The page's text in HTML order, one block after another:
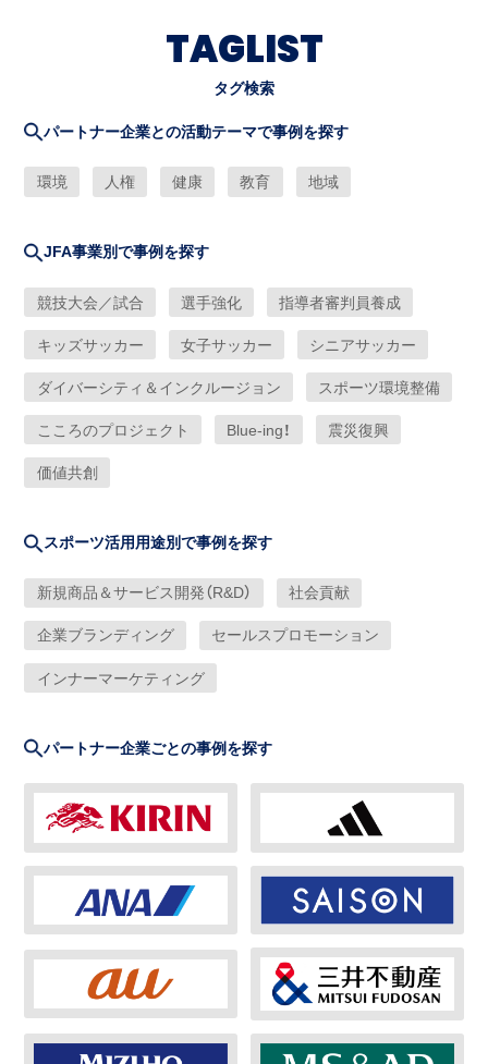
TAGLIST
タグ検索
パートナー企業との活動テーマで事例を探す
環境 人権 健康 教育 地域
JFA事業別で事例を探す
競技大会／試合 選手強化 指導者審判員養成
キッズサッカー 女子サッカー シニアサッカー
ダイバーシティ＆インクルージョン スポーツ環境整備
こころのプロジェクト Blue-ing！ 震災復興
価値共創
スポーツ活用用途別で事例を探す
新規商品＆サービス開発（R&D） 社会貢献
企業ブランディング セールスプロモーション
インナーマーケティング
パートナー企業ごとの事例を探す